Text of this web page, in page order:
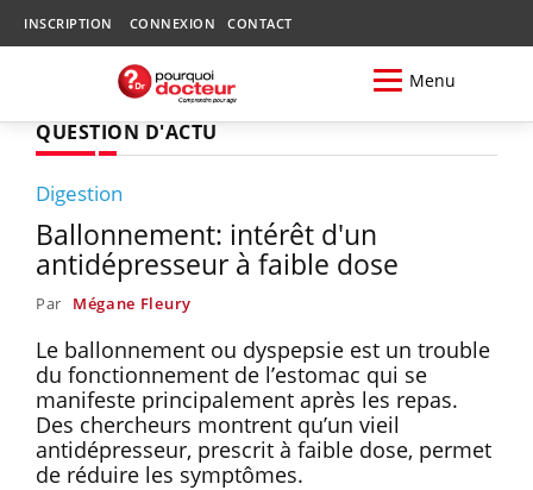
INSCRIPTION CONNEXION CONTACT
Menu
QUESTION D'ACTU
Digestion
Ballonnement: intérêt d'un
antidépresseur à faible dose
Par Mégane Fleury
Le ballonnement ou dyspepsie est un trouble
du fonctionnement de l’estomac qui se
manifeste principalement après les repas.
Des chercheurs montrent qu’un vieil
antidépresseur, prescrit à faible dose, permet
de réduire les symptômes.